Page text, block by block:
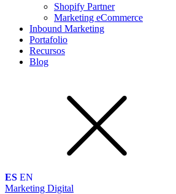
Shopify Partner
Marketing eCommerce
Inbound Marketing
Portafolio
Recursos
Blog
ES EN
Marketing Digital